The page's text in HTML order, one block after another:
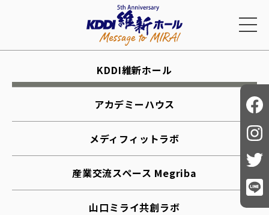
KDDI維新ホール
アカデミーハウス
メディフィットラボ
産業交流スペース Megriba
山口ミライ共創ラボ